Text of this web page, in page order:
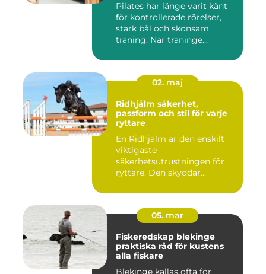
Pilates har länge varit känt
för kontrollerade rörelser,
stark bål och skonsam
träning. När träninge...
02. maj
Ridhjälm säkerhet,
passform och stil för varje
ryttare
En Ridhjälm är den enskilt
viktigaste
säkerhetsutrustningen för
ryttare. Den skyddar
05. mar
Fiskeredskap blekinge
praktiska råd för kustens
alla fiskare
Blekinge kallas ofta för